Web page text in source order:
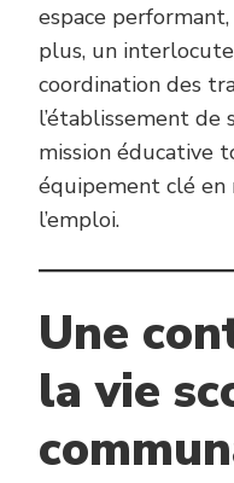
espace
plus, un
coordination des
l’établissement de
mission éducative
équipement clé
l’emploi.
Une
la vie